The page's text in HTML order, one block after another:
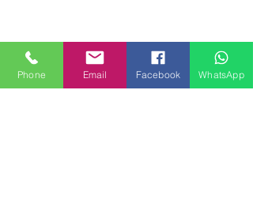
MILANHOUSES
Phone Email Facebook WhatsApp